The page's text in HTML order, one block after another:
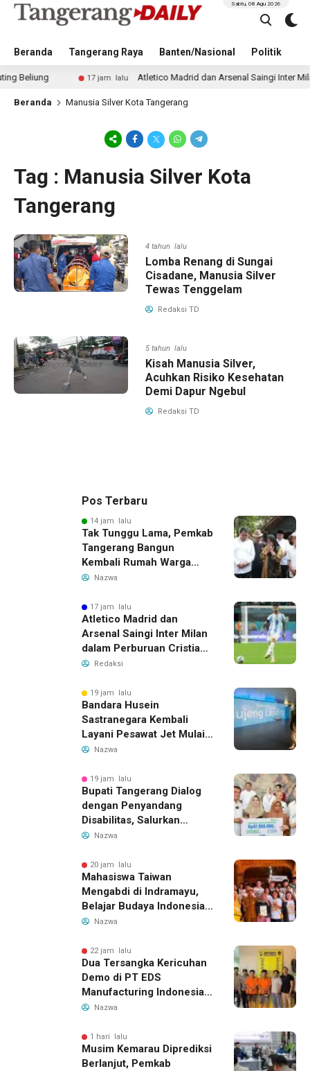
Beranda Tangerang Raya Banten/Nasional Politik
Sabtu, 08 Agu 2026
17 jam lalu Atletico Madrid dan Arsenal Saingi Inter Milan
Beranda Manusia Silver Kota Tangerang
Tag : Manusia Silver Kota
Tangerang
4 tahun lalu
Lomba Renang di Sungai
Cisadane, Manusia Silver
Tewas Tenggelam
Redaksi TD
5 tahun lalu
Kisah Manusia Silver,
Acuhkan Risiko Kesehatan
Demi Dapur Ngebul
Redaksi TD
Pos Terbaru
14 jam lalu
Tak Tunggu Lama, Pemkab
Tangerang Bangun
Kembali Rumah Warga
yang Roboh Akibat Puting
Nazwa
17 jam lalu
Atletico Madrid dan
Arsenal Saingi Inter Milan
dalam Perburuan Cristian
Romero, Transfer Bek
Redaksi
19 jam lalu
Bandara Husein
Sastranegara Kembali
Layani Pesawat Jet Mulai
14 Agustus 2026, Garuda
Bandung-Denpasar
Nazwa
19 jam lalu
Bupati Tangerang Dialog
dengan Penyandang
Disabilitas, Salurkan
Bantuan dan Tampung
Nazwa
20 jam lalu
Mahasiswa Taiwan
Mengabdi di Indramayu,
Belajar Budaya Indonesia
dan Edukasi Pekerja
Nazwa
22 jam lalu
Dua Tersangka Kericuhan
Demo di PT EDS
Manufacturing Indonesia
Ditahan, Polda Banten
Pengelolaan Limbah
Nazwa
1 hari lalu
Musim Kemarau Diprediksi
Berlanjut, Pemkab